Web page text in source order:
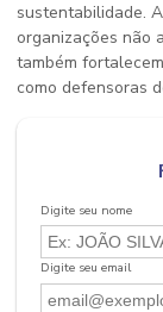
sustentabilidade.
organizações não
também
como defensoras
Digite seu nome
Digite seu email